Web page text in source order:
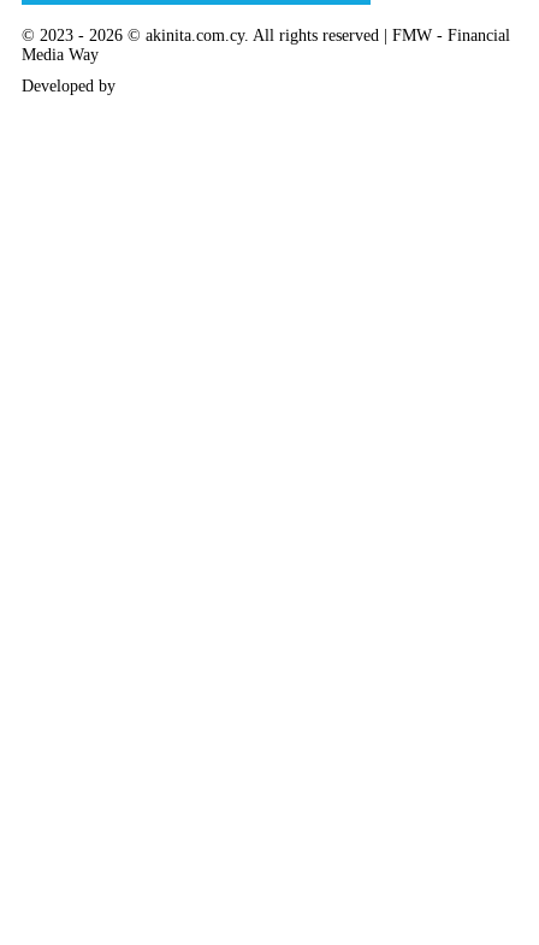
© 2023 - 2026 © akinita.com.cy. All rights reserved | FMW - Financial
Media Way
Developed by